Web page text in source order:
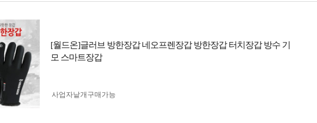
[월드온]글러브 방한장갑 네오프렌장갑 방한장갑 터치장갑 방수 기
모 스마트장갑
사업자 낱개구매가능